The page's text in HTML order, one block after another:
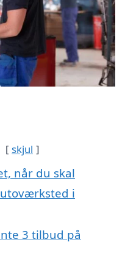
skjul
når du skal
i
3 tilbud på